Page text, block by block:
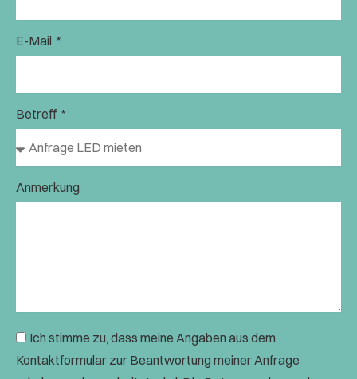
E-Mail
Betreff
Anmerkung
Ich stimme zu, dass meine Angaben aus dem
Kontaktformular zur Beantwortung meiner Anfrage